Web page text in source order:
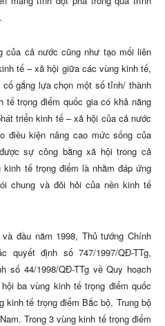
của cả nước cũng như tạo mối liên
tế – xã hội giữa các vùng kinh tế,
gắng lựa chọn một số tỉnh/ thành
tế trọng điểm quốc gia có khả năng
triển kinh tế – xã hội của cả nước
điều kiện nâng cao mức sống của
sự công bằng xã hội trong cả
tế trọng điểm là nhằm đáp ứng
chung và đỏi hỏi của nền kinh tế
đầu năm 1998, Thủ tướng Chính
quyết định số 747/1997/QĐ-TTg,
số 44/1998/QĐ-TTg về Quy hoạch
ba vùng kinh tế trọng điểm quốc
kinh tế trọng điểm Bắc bộ, Trung bộ
Trong 3 vùng kinh tế trọng điểm